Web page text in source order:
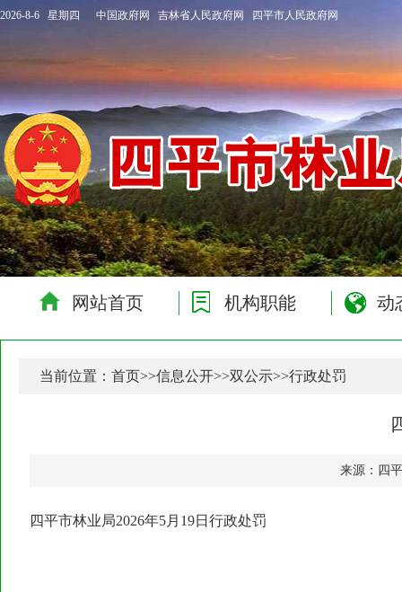
2026-8-6 星期四 中国政府网 吉林省人民政府网 四平市人民政府网
网站首页 机构职能 动
当前位置：首页>>信息公开>>双公示>>行政处罚
来源：四
四平市林业局2026年5月19日行政处罚